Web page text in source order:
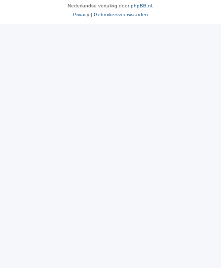
Nederlandse vertaling doorphpBB.nl
Privacy | Gebruikersvoorwaarden